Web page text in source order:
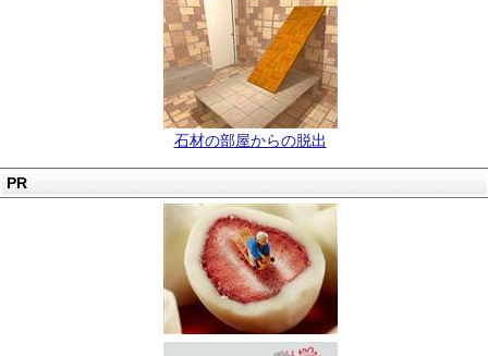
石材の部屋からの脱出
PR